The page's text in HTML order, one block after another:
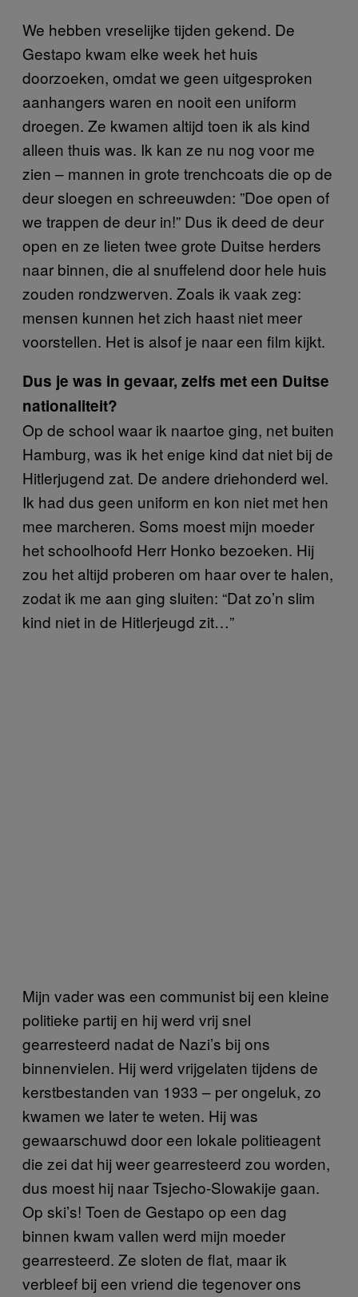
We hebben vreselijke tijden gekend. De
Gestapo kwam elke week het huis
doorzoeken, omdat we geen uitgesproken
aanhangers waren en nooit een uniform
droegen. Ze kwamen altijd toen ik als kind
alleen thuis was. Ik kan ze nu nog voor me
zien – mannen in grote trenchcoats die op de
deur sloegen en schreeuwden: ”Doe open of
we trappen de deur in!” Dus ik deed de deur
open en ze lieten twee grote Duitse herders
naar binnen, die al snuffelend door hele huis
zouden rondzwerven. Zoals ik vaak zeg:
mensen kunnen het zich haast niet meer
voorstellen. Het is alsof je naar een film kijkt.
Dus je was in gevaar, zelfs met een Duitse
nationaliteit?
Op de school waar ik naartoe ging, net buiten
Hamburg, was ik het enige kind dat niet bij de
Hitlerjugend zat. De andere driehonderd wel.
Ik had dus geen uniform en kon niet met hen
mee marcheren. Soms moest mijn moeder
het schoolhoofd Herr Honko bezoeken. Hij
zou het altijd proberen om haar over te halen,
zodat ik me aan ging sluiten: “Dat zo’n slim
kind niet in de Hitlerjeugd zit…”
Mijn vader was een communist bij een kleine
politieke partij en hij werd vrij snel
gearresteerd nadat de Nazi’s bij ons
binnenvielen. Hij werd vrijgelaten tijdens de
kerstbestanden van 1933 – per ongeluk, zo
kwamen we later te weten. Hij was
gewaarschuwd door een lokale politieagent
die zei dat hij weer gearresteerd zou worden,
dus moest hij naar Tsjecho-Slowakije gaan.
Op ski’s! Toen de Gestapo op een dag
binnen kwam vallen werd mijn moeder
gearresteerd. Ze sloten de flat, maar ik
verbleef bij een vriend die tegenover ons